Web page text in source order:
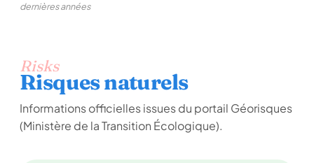
dernières années
Risks
Risques naturels
Informations officielles issues du portail Géorisques
(Ministère de la Transition Écologique).